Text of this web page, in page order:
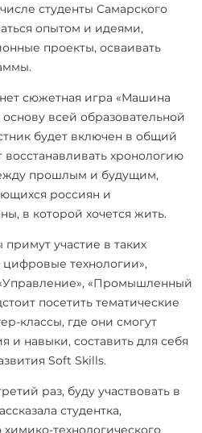
студенты Самарского
опытом и идеями,
проекты, осваивать
сюжетная игра «Машина
всей образовательной
будет включен в общий
хронологию
прошлым и будущим,
россиян и
в которой хочется жить.
участие в таких
цифровые технологии»,
«Управление», «Промышленный
посетить тематические
классы, где они смогут
и навыки, составить для себя
Soft Skills.
раз, буду участвовать в
студентка,
технологического